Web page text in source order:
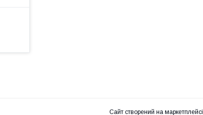
Сайт створений на маркетплейсі